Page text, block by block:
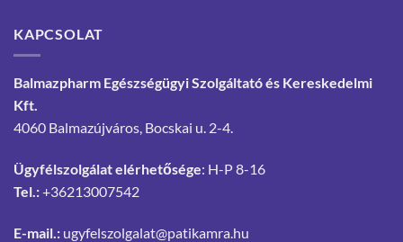
KAPCSOLAT
Balmazpharm Egészségügyi Szolgáltató és Kereskedelmi
Kft.
4060 Balmazújváros, Bocskai u. 2-4.
Ügyfélszolgálat elérhetősége: H-P 8-16
Tel.:+36213007542
E-mail.: ugyfelszolgalat@patikamra.hu